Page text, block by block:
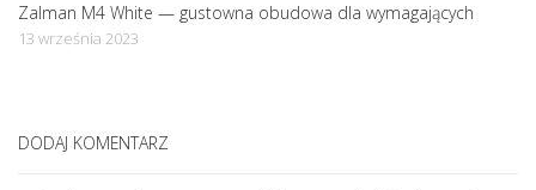
Zalman M4 White — gustowna obudowa dla wymagających
13 września 2023
DODAJ KOMENTARZ